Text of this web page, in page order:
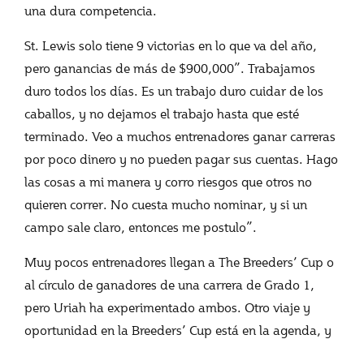
una dura competencia.
St. Lewis solo tiene 9 victorias en lo que va del año,
pero ganancias de más de $900,000”. Trabajamos
duro todos los días. Es un trabajo duro cuidar de los
caballos, y no dejamos el trabajo hasta que esté
terminado. Veo a muchos entrenadores ganar carreras
por poco dinero y no pueden pagar sus cuentas. Hago
las cosas a mi manera y corro riesgos que otros no
quieren correr. No cuesta mucho nominar, y si un
campo sale claro, entonces me postulo”.
Muy pocos entrenadores llegan a The Breeders’ Cup o
al círculo de ganadores de una carrera de Grado 1,
pero Uriah ha experimentado ambos. Otro viaje y
oportunidad en la Breeders’ Cup está en la agenda, y